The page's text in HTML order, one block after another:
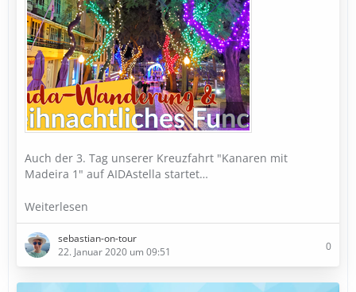
Auch der 3. Tag unserer Kreuzfahrt "Kanaren mit
Madeira 1" auf AIDAstella startet…
Weiterlesen
sebastian-on-tour
22. Januar 2020 um 09:51
0